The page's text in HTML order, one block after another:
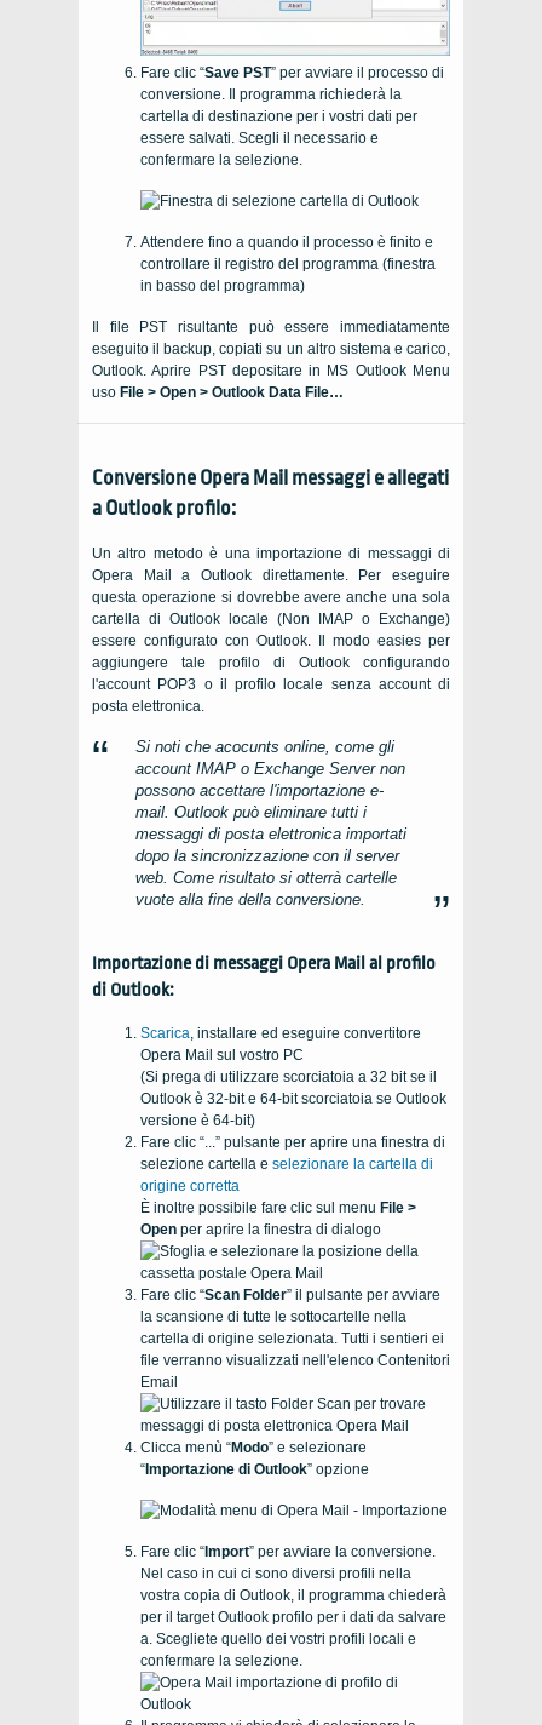
Fare clic “Save PST” per avviare il processo di
conversione. Il programma richiederà la
cartella di destinazione per i vostri dati per
essere salvati. Scegli il necessario e
confermare la selezione.
Attendere fino a quando il processo è finito e
controllare il registro del programma (finestra
in basso del programma)
Il file PST risultante può essere immediatamente
eseguito il backup, copiati su un altro sistema e carico,
Outlook. Aprire PSTdepositare in MS OutlookMenu
uso File > Open > Outlook Data File…
Conversione Opera Mail messaggi e allegati
a Outlookprofilo:
Un altro metodo è una importazione di messaggi di
Opera Mail a Outlook direttamente. Per eseguire
questa operazione si dovrebbe avere anche una sola
cartella di Outlook locale (Non IMAP o Exchange)
essere configurato con Outlook. Il modo easies per
aggiungere tale profilo di Outlook configurando
l'account POP3 o il profilo locale senza account di
posta elettronica.
Si noti che acocunts online, come gli
account IMAP o Exchange Server non
possono accettare l'importazione e-
mail. Outlook può eliminare tutti i
messaggi di posta elettronica importati
dopo la sincronizzazione con il server
web. Come risultato si otterrà cartelle
vuote alla fine della conversione.
Importazione di messaggi Opera Mail al profilo
di Outlook:
Scarica, installare ed eseguire convertitore
Opera Mail sul vostro PC
(Si prega di utilizzare scorciatoia a 32 bit se il
Outlook è 32-bite 64-bitscorciatoia se Outlook
versione è 64-bit)
Fare clic “...” pulsante per aprire una finestra di
selezione cartella e selezionare la cartella di
origine corretta
È inoltre possibile fare clic sul menu File >
Open per aprire la finestra di dialogo
Fare clic “Scan Folder” il pulsante per avviare
la scansione di tutte le sottocartelle nella
cartella di origine selezionata. Tutti i sentieri ei
file verranno visualizzati nell'elenco Contenitori
Email
Clicca menù “Modo” e selezionare
“ Importazione di Outlook” opzione
Fare clic “ Import” per avviare la conversione.
Nel caso in cui ci sono diversi profili nella
vostra copia di Outlook, il programma chiederà
per il targetOutlook profilo per i dati da salvare
a. Scegliete quello dei vostri profili locali e
confermare la selezione.